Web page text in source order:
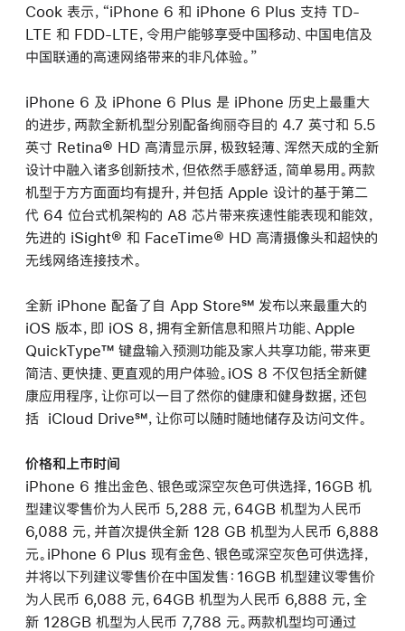
Cook 表示，“iPhone 6 和 iPhone 6 Plus 支持 TD-
LTE 和 FDD-LTE，令用户能够享受中国移动、中国电信及
中国联通的高速网络带来的非凡体验。”
iPhone 6 及 iPhone 6 Plus 是 iPhone 历史上最重大
的进步，两款全新机型分别配备绚丽夺目的 4.7 英寸和 5.5
英寸 Retina® HD 高清显示屏，极致轻薄、浑然天成的全新
设计中融入诸多创新技术，但依然手感舒适，简单易用。两款
机型于方方面面均有提升，并包括 Apple 设计的基于第二
代 64 位台式机架构的 A8 芯片带来疾速性能表现和能效，
先进的 iSight® 和 FaceTime® HD 高清摄像头和超快的
无线网络连接技术。
全新 iPhone 配备了自 App Store℠ 发布以来最重大的
iOS 版本，即 iOS 8，拥有全新信息和照片功能、Apple
QuickType™ 键盘输入预测功能及家人共享功能，带来更
简洁、更快捷、更直观的用户体验。iOS 8 不仅包括全新健
康应用程序，让你可以一目了然你的健康和健身数据，还包
括 iCloud Drive℠，让你可以随时随地储存及访问文件。
价格和上市时间
iPhone 6 推出金色、银色或深空灰色可供选择，16GB 机
型建议零售价为人民币 5,288 元，64GB 机型为人民币
6,088 元，并首次提供全新 128 GB 机型为人民币 6,888
元。iPhone 6 Plus 现有金色、银色或深空灰色可供选择，
并将以下列建议零售价在中国发售：16GB 机型建议零售价
为人民币 6,088 元，64GB 机型为人民币 6,888 元，全
新 128GB 机型为人民币 7,788 元。两款机型均可通过